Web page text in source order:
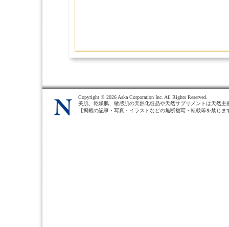
Copyright © 2026 Aska Corporation Inc. All Rights Reserved.
美肌、乾燥肌、敏感肌の天然化粧品や天然サプリメントは天然主
【掲載の記事・写真・イラストなどの無断複写・転載等を禁じま